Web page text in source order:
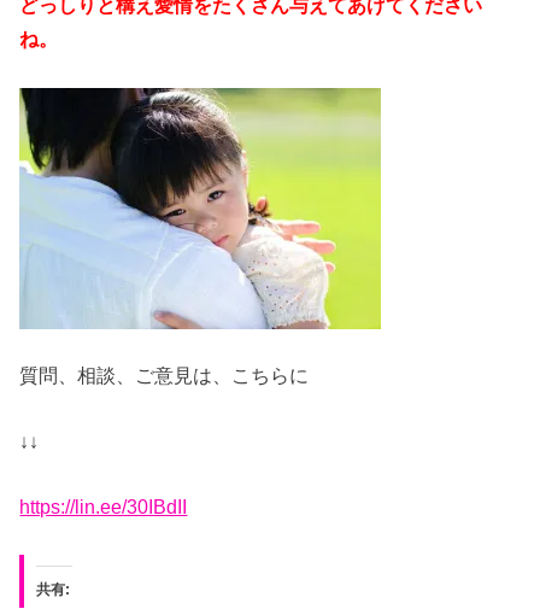
どっしりと構え愛情をたくさん与えてあげてください
ね。
質問、相談、ご意見は、こちらに
↓↓
https://lin.ee/30IBdII
共有: